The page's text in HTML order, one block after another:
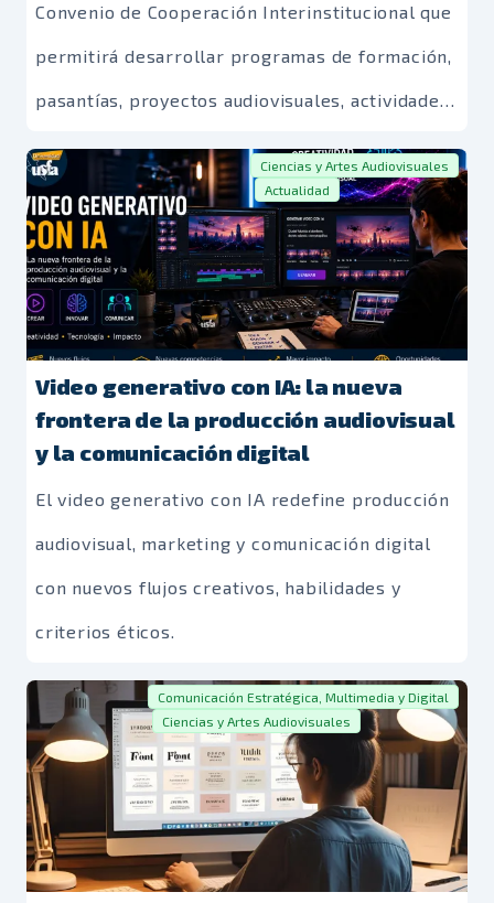
Convenio de Cooperación Interinstitucional que
permitirá desarrollar programas de formación,
pasantías, proyectos audiovisuales, actividades
académicas y espacios de intercambio con
profesionales del sector cinematográfico y
audiovisual, fortaleciendo la proyección
internacional de los estudiantes de carreras de
“Comunicación Estratégica, Multimedia y
Digital” y “Ciencias y Artes Audiovisuales”.
Ciencias y Artes Audiovisuales
Actualidad
Video generativo con IA: la nueva
frontera de la producción audiovisual
y la comunicación digital
El video generativo con IA redefine producción
audiovisual, marketing y comunicación digital
con nuevos flujos creativos, habilidades y
criterios éticos.
Comunicación Estratégica, Multimedia y Digital
Ciencias y Artes Audiovisuales